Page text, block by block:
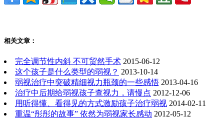
相关文章：
完全调节性内斜 不可贸然手术 2015-06-12
这个孩子是什么类型的弱视？ 2013-10-14
弱视治疗中突破精细视力瓶颈的一些感悟 2013-04-16
治疗中后期给弱视孩子查视力，请慢点 2012-12-06
用听得懂、看得见的方式激励孩子治疗弱视 2014-02-11
重温“彤彤的故事” 依然为弱视家长感动 2012-05-12